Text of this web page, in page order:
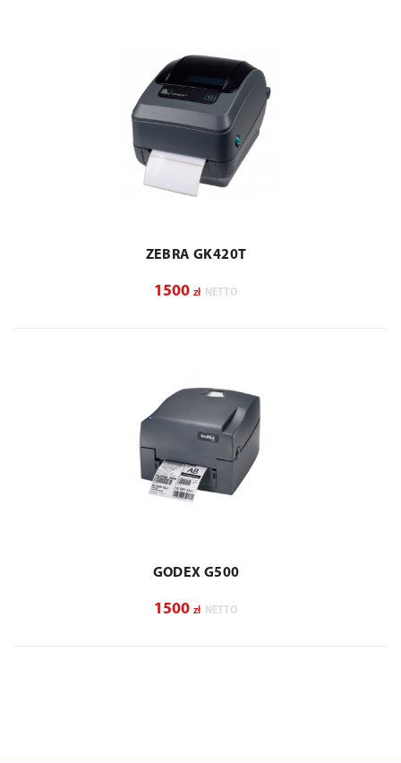
ZEBRA GK420T
1500 zł NETTO
GODEX G500
1500 zł NETTO